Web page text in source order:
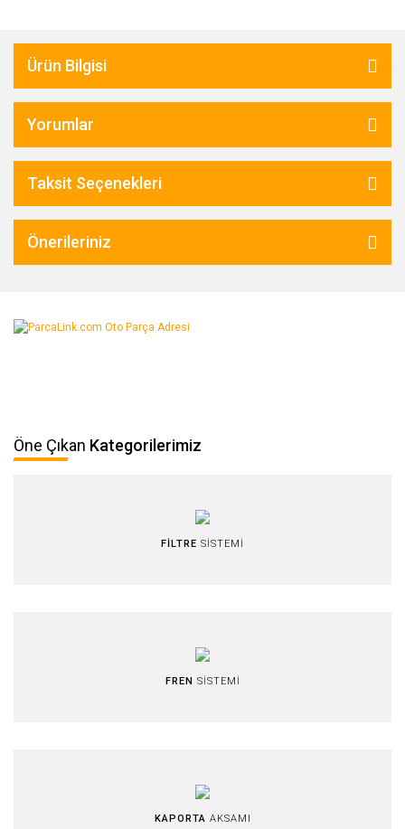
Ürün Bilgisi
Yorumlar
Taksit Seçenekleri
Önerileriniz
Öne Çıkan Kategorilerimiz
FİLTRE SİSTEMİ
FREN SİSTEMİ
KAPORTA AKSAMI